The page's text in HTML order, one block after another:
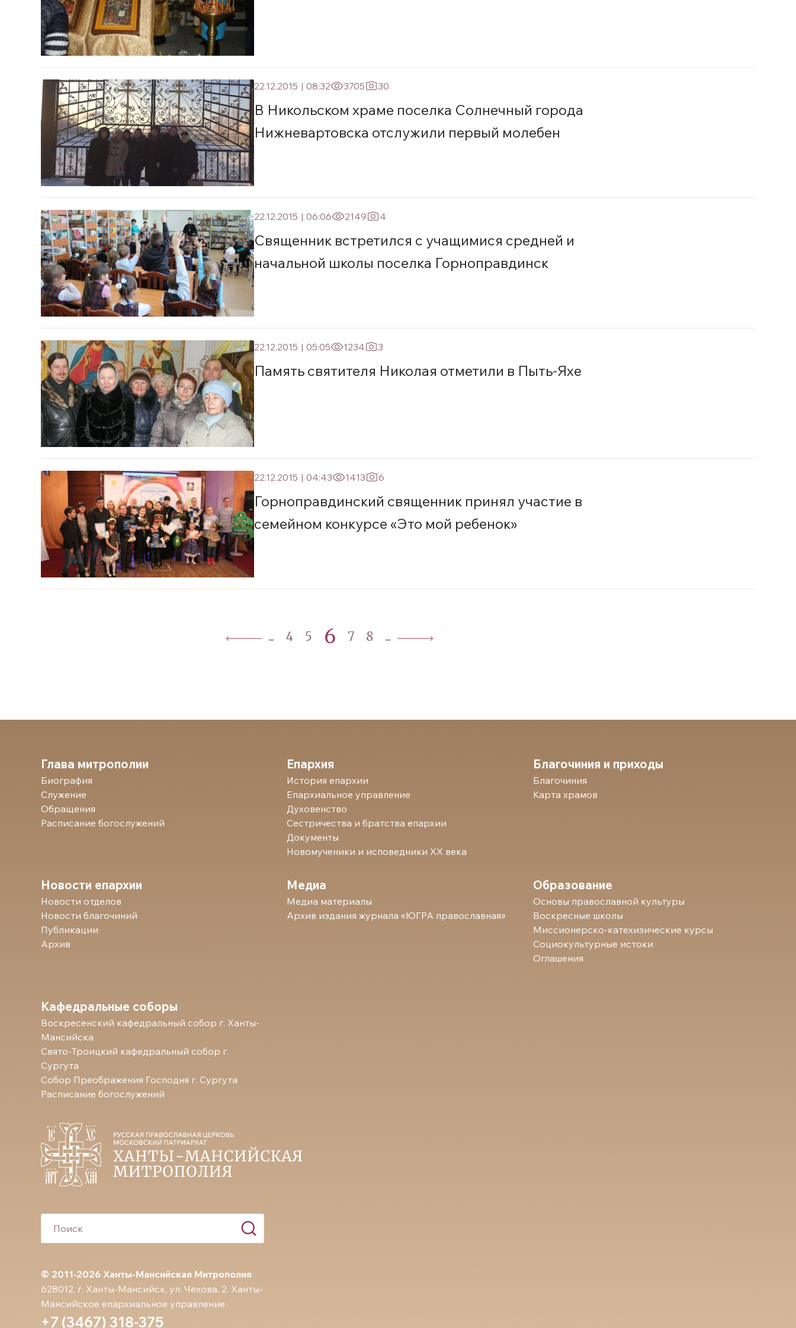
22.12.2015 | 08:32 3705 30
В Никольском храме поселка Солнечный города
Нижневартовска отслужили первый молебен
22.12.2015 | 06:06 2149 4
Священник встретился с учащимися средней и
начальной школы поселка Горноправдинск
22.12.2015 | 05:05 1234 3
Память святителя Николая отметили в Пыть-Яхе
22.12.2015 | 04:43 1413 6
Горноправдинский священник принял участие в
семейном конкурсе «Это мой ребенок»
... 4 5 6 7 8 ...
© 2011-2026 Ханты-Мансийская Митрополия
628012, г. Ханты-Мансийск, ул. Чехова, 2. Ханты-
Мансийское епархиальное управление
+7 (3467) 318-375
Глава митрополии
Биография
Служение
Обращения
Расписание богослужений
Епархия
История епархии
Епархиальное управление
Духовенство
Сестричества и братства епархии
Документы
Новомученики и исповедники ХХ века
Благочиния и приходы
Благочиния
Карта храмов
Новости епархии
Новости отделов
Новости благочиний
Публикации
Архив
Медиа
Медиа материалы
Архив издания журнала «ЮГРА православная»
Образование
Основы православной культуры
Воскресные школы
Миссионерско-катехизические курсы
Социокультурные истоки
Оглашения
Кафедральные соборы
Воскресенский кафедральный собор г. Ханты-
Мансийска
Свято-Троицкий кафедральный собор г.
Сургута
Собор Преображения Господня г. Сургута
Расписание богослужений